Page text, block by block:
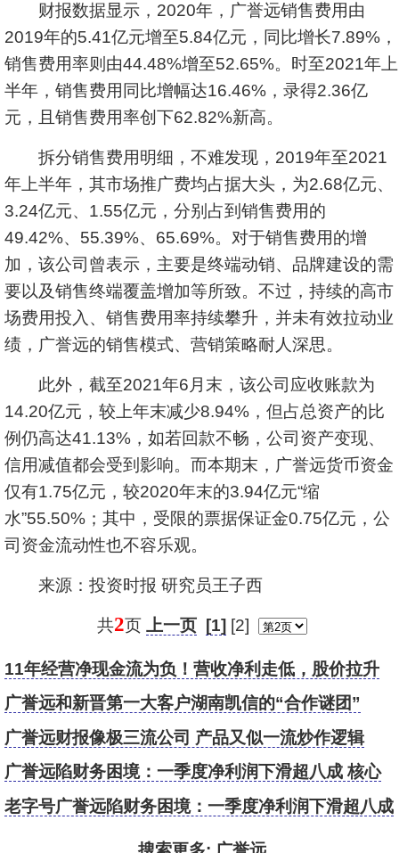
财报数据显示，2020年，广誉远销售费用由
2019年的5.41亿元增至5.84亿元，同比增长7.89%，
销售费用率则由44.48%增至52.65%。时至2021年上
半年，销售费用同比增幅达16.46%，录得2.36亿
元，且销售费用率创下62.82%新高。
拆分销售费用明细，不难发现，2019年至2021
年上半年，其市场推广费均占据大头，为2.68亿元、
3.24亿元、1.55亿元，分别占到销售费用的
49.42%、55.39%、65.69%。对于销售费用的增
加，该公司曾表示，主要是终端动销、品牌建设的需
要以及销售终端覆盖增加等所致。不过，持续的高市
场费用投入、销售费用率持续攀升，并未有效拉动业
绩，广誉远的销售模式、营销策略耐人深思。
此外，截至2021年6月末，该公司应收账款为
14.20亿元，较上年末减少8.94%，但占总资产的比
例仍高达41.13%，如若回款不畅，公司资产变现、
信用减值都会受到影响。而本期末，广誉远货币资金
仅有1.75亿元，较2020年末的3.94亿元“缩
水”55.50%；其中，受限的票据保证金0.75亿元，公
司资金流动性也不容乐观。
来源：投资时报 研究员王子西
共2页 上一页 [1] [2]
11年经营净现金流为负！营收净利走低，股价拉升
下广誉远能走多远？
广誉远和新晋第一大客户湖南凯信的“合作谜团”
广誉远财报像极三流公司 产品又似一流炒作逻辑
广誉远陷财务困境：一季度净利润下滑超八成 核心
产品毛利率持续下降
老字号广誉远陷财务困境：一季度净利润下滑超八成
核心产品毛利率持续下降